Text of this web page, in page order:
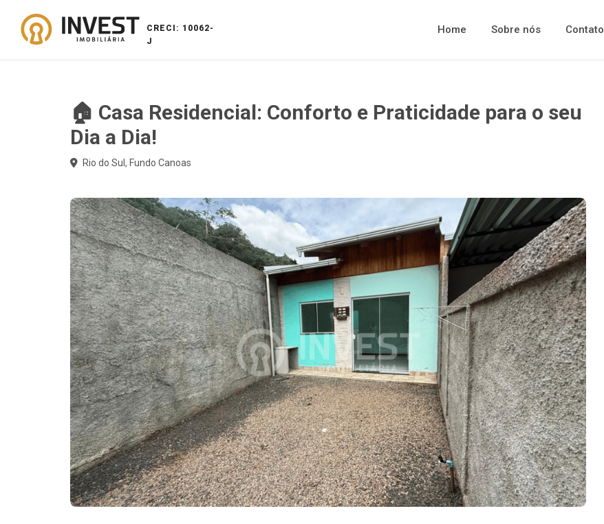
CRECI: 10062-
J
Home Sobre nós Contato
🏠 Casa Residencial: Conforto e Praticidade para o seu
Dia a Dia!
Rio do Sul, Fundo Canoas